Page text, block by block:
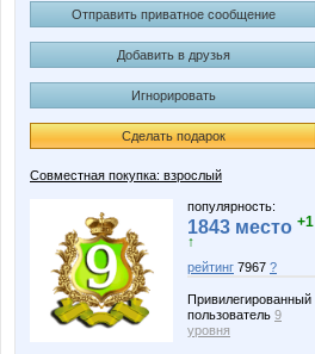
Отправить приватное сообщение
Добавить в друзья
Игнорировать
Сделать подарок
Совместная покупка: взрослый
популярность:
1843 место +1
↑
рейтинг 7967 ?
Привилегированный
пользователь 9
уровня